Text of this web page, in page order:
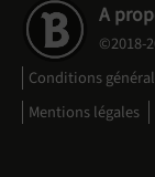
A
©2018-
Conditions
Mentions légales